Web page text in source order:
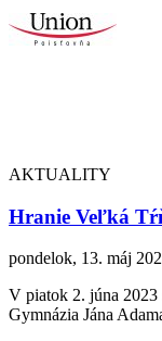
AKTUALITY
Hranie Veľká
pondelok, 13. máj
V piatok 2. júna
Gymnázia Jána